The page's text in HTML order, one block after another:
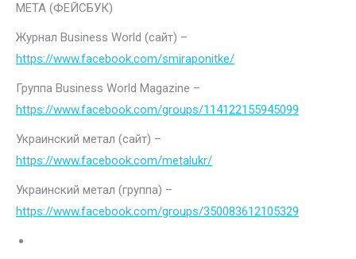
МЕТА (ФЕЙСБУК)
Журнал Business World (сайт) –
https://www.facebook.com/smiraponitke/
Группа Business World Magazine –
https://www.facebook.com/groups/114122155945099
Украинский метал (сайт) –
https://www.facebook.com/metalukr/
Украинский метал (группа) –
https://www.facebook.com/groups/350083612105329